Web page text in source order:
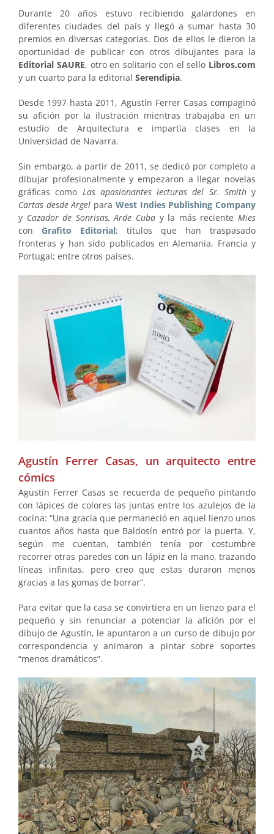
Durante 20 años estuvo recibiendo galardones en
diferentes ciudades del país y llegó a sumar hasta 30
premios en diversas categorías. Dos de ellos le dieron la
oportunidad de publicar con otros dibujantes para la
Editorial SAURE, otro en solitario con el sello Libros.com
y un cuarto para la editorial Serendipia.
Desde 1997 hasta 2011, Agustín Ferrer Casas compaginó
su afición por la ilustración mientras trabajaba en un
estudio de Arquitectura e impartía clases en la
Universidad de Navarra.
Sin embargo, a partir de 2011, se dedicó por completo a
dibujar profesionalmente y empezaron a llegar novelas
gráficas como Las apasionantes lecturas del Sr. Smithy
Cartas desde Argel para West Indies Publishing Company
y Cazador de Sonrisas, Arde Cuba y la más reciente Mies
con Grafito Editorial; títulos que han traspasado
fronteras y han sido publicados en Alemania, Francia y
Portugal; entre otros países.
Agustín Ferrer Casas, un arquitecto entre
cómics
Agustín Ferrer Casas se recuerda de pequeño pintando
con lápices de colores las juntas entre los azulejos de la
cocina: “Una gracia que permaneció en aquel lienzo unos
cuantos años hasta que Baldosín entró por la puerta. Y,
según me cuentan, también tenía por costumbre
recorrer otras paredes con un lápiz en la mano, trazando
líneas infinitas, pero creo que estas duraron menos
gracias a las gomas de borrar”.
Para evitar que la casa se convirtiera en un lienzo para el
pequeño y sin renunciar a potenciar la afición por el
dibujo de Agustín, le apuntaron a un curso de dibujo por
correspondencia y animaron a pintar sobre soportes
“menos dramáticos”.